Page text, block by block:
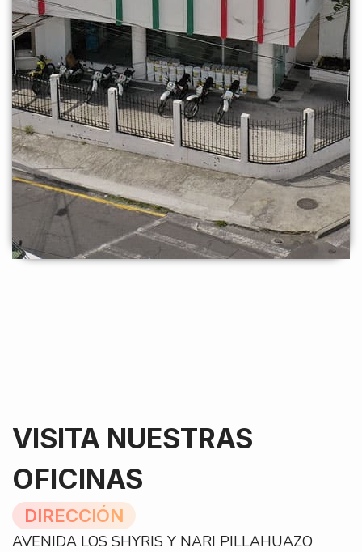
VISITA NUESTRAS
OFICINAS
DIRECCIÓN
AVENIDA LOS SHYRIS Y NARI PILLAHUAZO